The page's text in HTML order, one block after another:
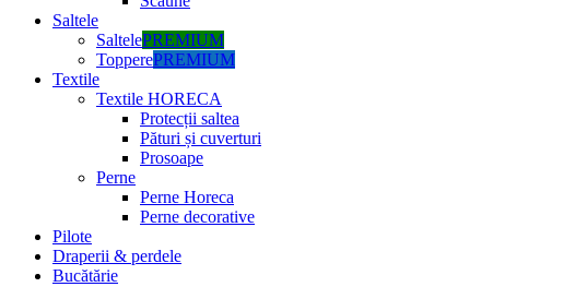
Saltele
SaltelePREMIUM
TopperePREMIUM
Textile
Textile HORECA
Protecții saltea
Pături și cuverturi
Prosoape
Perne
Perne Horeca
Perne decorative
Pilote
Draperii & perdele
Bucătărie